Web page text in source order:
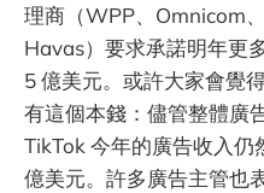
理商（WPP、Omnicom
Havas）要求承諾明年
5 億美元。或許大家會覺
有這個本錢：儘管整體廣
TikTok 今年的廣告收入
億美元。許多廣告主管也